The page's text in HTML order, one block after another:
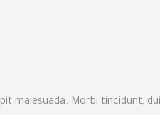
malesuada. Morbi tincidunt,